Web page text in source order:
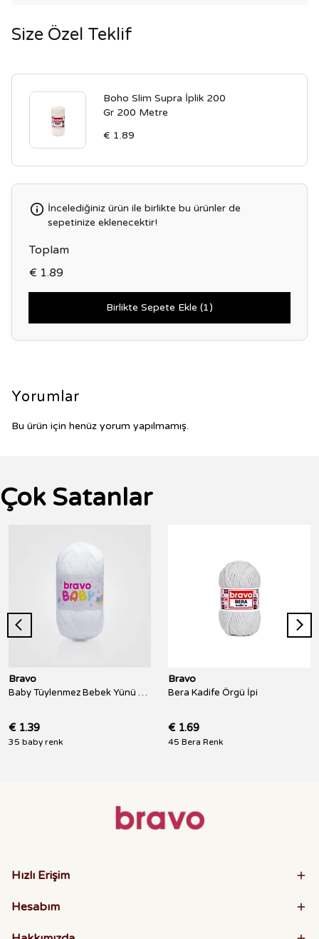
Size Özel Teklif
Boho Slim Supra İplik 200
Gr 200 Metre
€ 1.89
İncelediğiniz ürün ile birlikte bu ürünler de
sepetinize eklenecektir!
Toplam
€ 1.89
Birlikte Sepete Ekle (1)
Yorumlar
Bu ürün için henüz yorum yapılmamış.
Çok Satanlar
Bravo
Baby Tüylenmez Bebek Yünü 100 Gr 250 Metre
€ 1.39
35 baby renk
Bravo
Bera Kadife Örgü İpi
€ 1.69
45 Bera Renk
Hızlı Erişim
Hesabım